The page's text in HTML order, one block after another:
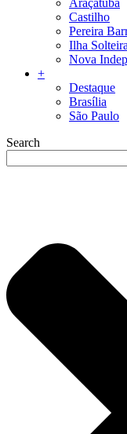
Araçatuba
Castilho
Pereira
Ilha Solteira
Nova
+
Destaque
Brasília
São Paulo
Search